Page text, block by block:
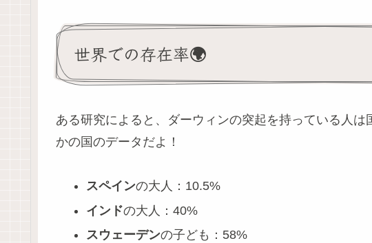
世界での存在率🌍
ある研究によると、ダーウィンの突起を持っている人
かの国のデータだよ！
スペインの大人：10.5%
インドの大人：40%
スウェーデンの子ども：58%